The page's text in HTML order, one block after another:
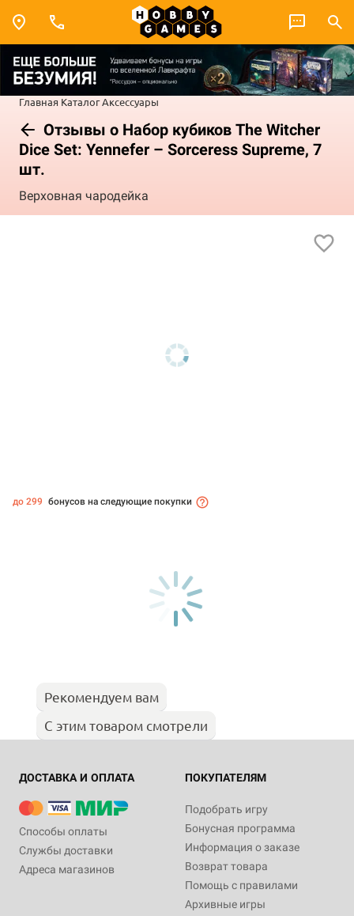
Главная КаталогАксессуары
Отзывы о Набор кубиков The Witcher
Dice Set: Yennefer – Sorceress Supreme, 7
шт.
Верховная чародейка
до 299 бонусов на следующие покупки
Рекомендуем вам
С этим товаром смотрели
ДОСТАВКА И ОПЛАТА
Способы оплаты
Службы доставки
Адреса магазинов
ПОКУПАТЕЛЯМ
Подобрать игру
Бонусная программа
Информация о заказе
Возврат товара
Помощь с правилами
Архивные игры